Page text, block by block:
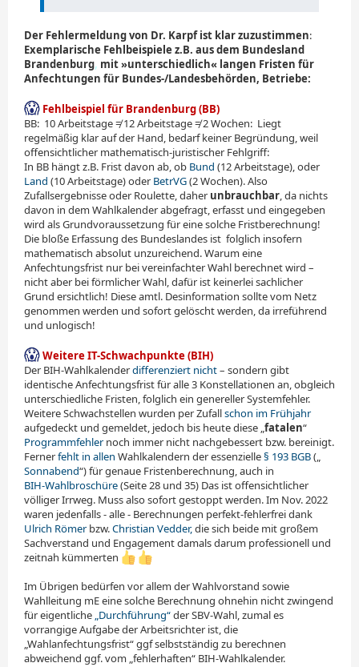
Der Fehlermeldung von Dr. Karpf ist klar zuzustimmen:
Exemplarische Fehlbeispiele z.B. aus dem Bundesland
Brandenburg, mit »unterschiedlich« langen Fristen für
Anfechtungen für Bundes-/Landesbehörden, Betriebe:
Fehlbeispiel für Brandenburg (BB)
BB: ­ ­10 Arbeitstage ≠ 12 Arbeitstage ≠ 2 Wochen: ­ ­Liegt
regelmäßig klar auf der Hand, bedarf keiner Begründung, weil
offensichtlicher mathematisch-juristischer Fehlgriff:
In BB hängt z.B. Frist davon ab, ob Bund (12 Arbeitstage), oder
Land (10 Arbeitstage) oder BetrVG(2 Wochen). Also
Zufallsergebnisse oder Roulette, daher unbrauchbar, da nichts
davon in dem Wahlkalender abgefragt, erfasst und eingegeben
wird als Grundvoraussetzung für eine solche Fristberechnung!
Die bloße Erfassung des Bundeslandes ist folglich insofern
mathematisch absolut unzureichend. Warum eine
Anfechtungsfrist nur bei vereinfachter Wahl berechnet wird –
nicht aber bei förmlicher Wahl, dafür ist keinerlei sachlicher
Grund ersichtlich! Diese amtl. Des­in­formation sollte vom Netz
genommen werden und sofort gelöscht werden, da irreführend
und unlogisch!
Weitere IT-Schwachpunkte (BIH)
Der BIH-Wahlkalenderdifferenziert nicht– sondern gibt
identische Anfechtungsfrist für alle 3 Konstellationen an, obgleich
unterschiedliche Fristen, folglich ein genereller Systemfehler.
Weitere Schwachstellen wurden per Zufallschon im Frühjahr
aufgedeckt und gemeldet, jedoch bis heute diese „fatalen“
Programmfehlernoch immer nicht nachgebessert bzw. bereinigt.
Fernerfehlt in allen Wahl­kalendern der essenzielle§ 193 BGB(„
Sonnabend“) für genaue Fristenberechnung, auch in
BIH-Wahlbroschüre(Seite 28 und 35) Das ist offensichtlicher
völliger Irrweg. Muss also sofort gestoppt werden. Im Nov. 2022
waren jedenfalls - alle - Berechnungen perfekt-fehlerfrei dank
Ulrich Römerbzw.Christian Vedder,die sich beide mit großem
Sachverstand und Engagement damals darum professionell und
zeitnah kümmerten
Im Übrigen bedürfen vor allem der Wahlvorstand sowie
Wahlleitung mE eine solche Berechnung ohnehin nicht zwingend
für eigentliche „Durchführung“der SBV-Wahl, zumal es
vorrangige Aufgabe der Arbeitsrichter ist, die
„Wahlanfechtungsfrist“ ggf selbstständig zu berechnen
abweichend ggf. vom „fehlerhaften“ BIH-Wahlkalender.